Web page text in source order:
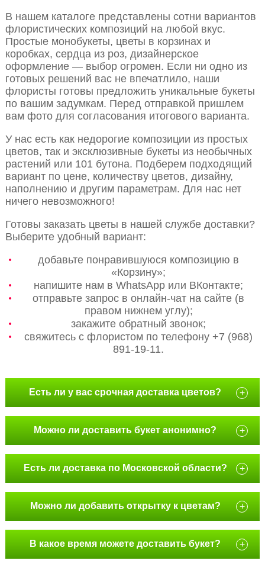
В нашем каталоге представлены сотни вариантов
флористических композиций на любой вкус.
Простые монобукеты, цветы в корзинах и
коробках, сердца из роз, дизайнерское
оформление — выбор огромен. Если ни одно из
готовых решений вас не впечатлило, наши
флористы готовы предложить уникальные букеты
по вашим задумкам. Перед отправкой пришлем
вам фото для согласования итогового варианта.
У нас есть как недорогие композиции из простых
цветов, так и эксклюзивные букеты из необычных
растений или 101 бутона. Подберем подходящий
вариант по цене, количеству цветов, дизайну,
наполнению и другим параметрам. Для нас нет
ничего невозможного!
Готовы заказать цветы в нашей службе доставки?
Выберите удобный вариант:
добавьте понравившуюся композицию в
«Корзину»;
напишите нам в WhatsApp или ВКонтакте;
отправьте запрос в онлайн-чат на сайте (в
правом нижнем углу);
закажите обратный звонок;
свяжитесь с флористом по телефону +7 (968)
891-19-11.
Есть ли у вас срочная доставка цветов? +
Можно ли доставить букет анонимно? +
Есть ли доставка по Московской области? +
Можно ли добавить открытку к цветам? +
В какое время можете доставить букет? +